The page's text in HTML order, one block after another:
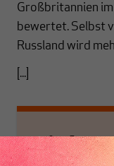
Großbritannien
bewertet. Selbst
Russland wird
[...]
Nichts